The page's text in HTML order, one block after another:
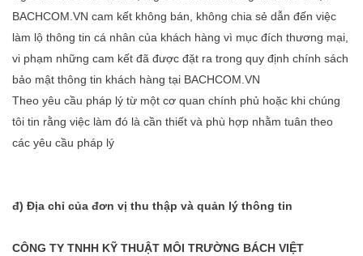
BACHCOM.VN cam kết không bán, không chia sẻ dẫn đến việc
làm lộ thông tin cá nhân của khách hàng vì mục đích thương mại,
vi phạm những cam kết đã được đặt ra trong quy định chính sách
bảo mật thông tin khách hàng tại BACHCOM.VN
Theo yêu cầu pháp l‎ý từ một cơ quan chính phủ hoặc khi chúng
tôi tin rằng việc làm đó là cần thiết và phù hợp nhằm tuân theo
các yêu cầu pháp l‎ý
đ) Địa chỉ của đơn vị thu thập và quản lý thông tin
CÔNG TY TNHH KỸ THUẬT MÔI TRƯỜNG BÁCH VIỆT